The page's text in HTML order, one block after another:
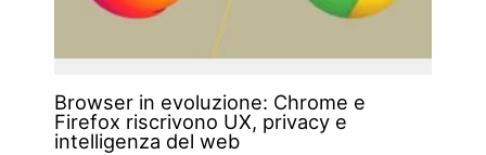
Browser in evoluzione: Chrome e
Firefox riscrivono UX, privacy e
intelligenza del web